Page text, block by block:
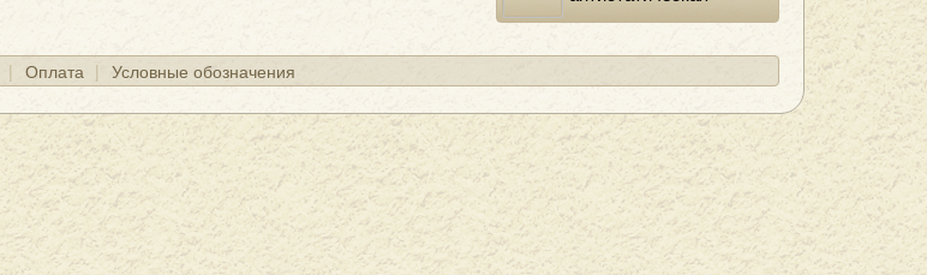
Оплата Условные обозначения